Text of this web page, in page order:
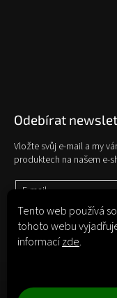
Tento web používá
tohoto webu
informacízde.
Odebírat
Vložte svůj e-mail a my
produktech na našem e-
E-mail
Vložením e-mailu